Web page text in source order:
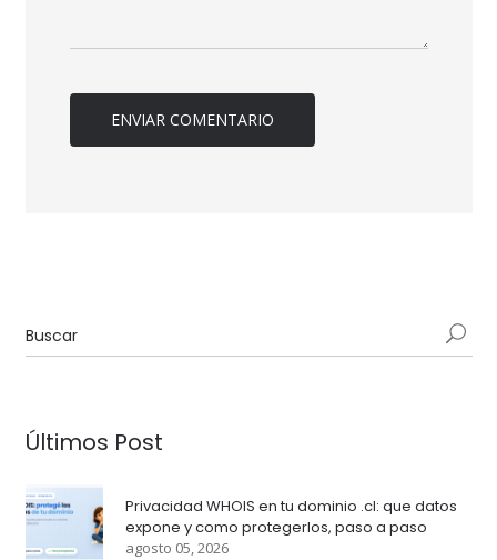
Últimos Post
Privacidad WHOIS en tu dominio .cl: que datos
expone y como protegerlos, paso a paso
agosto 05, 2026